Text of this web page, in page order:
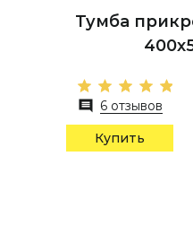
Тумба
6 отзывов
Купить